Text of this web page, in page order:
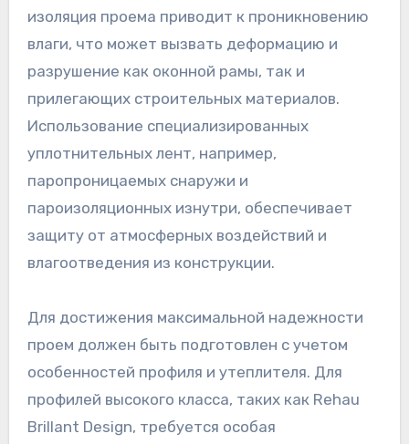
изоляция проема приводит к проникновению
влаги, что может вызвать деформацию и
разрушение как оконной рамы, так и
прилегающих строительных материалов.
Использование специализированных
уплотнительных лент, например,
паропроницаемых снаружи и
пароизоляционных изнутри, обеспечивает
защиту от атмосферных воздействий и
влагоотведения из конструкции.
Для достижения максимальной надежности
проем должен быть подготовлен с учетом
особенностей профиля и утеплителя. Для
профилей высокого класса, таких как Rehau
Brillant Design, требуется особая